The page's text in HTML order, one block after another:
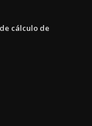
cálculo de